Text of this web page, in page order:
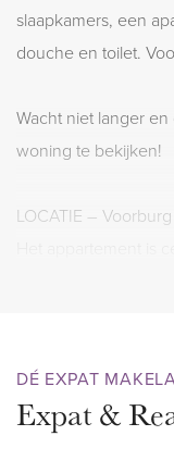
slaapkamers, een
douche en toilet.
Wacht niet langer
woning te bekijken!
LOCATIE – Voorburg
Het appartement is
bevinden. Ook vindt
terrassen en
DÉ EXPAT
Expat &